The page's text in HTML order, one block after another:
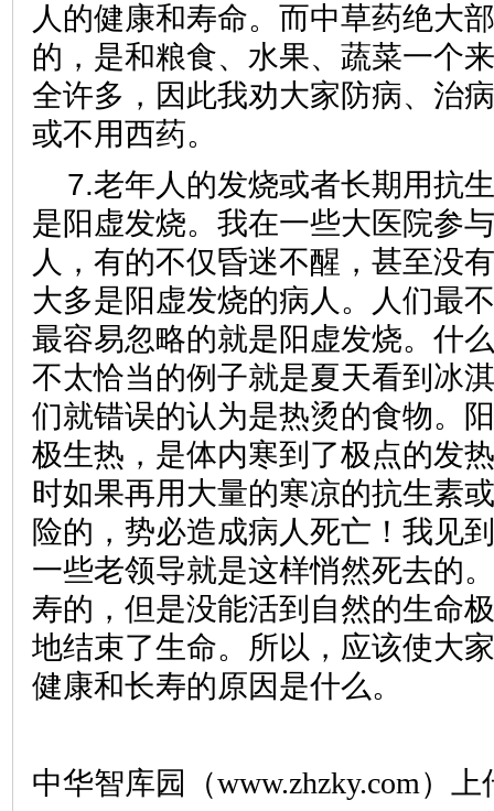
人的健康和寿命。而中草药绝大
的，是和粮食、水果、蔬菜一个
全许多，因此我劝大家防病、治
或不用西药。
7.老年人的发烧或者长期用抗
是阳虚发烧。我在一些大医院参
人，有的不仅昏迷不醒，甚至没
大多是阳虚发烧的病人。人们最
最容易忽略的就是阳虚发烧。什
不太恰当的例子就是夏天看到冰
们就错误的认为是热烫的食物。
极生热，是体内寒到了极点的发
时如果再用大量的寒凉的抗生素
险的，势必造成病人死亡！我见
一些老领导就是这样悄然死去的
寿的，但是没能活到自然的生命
地结束了生命。所以，应该使大
健康和长寿的原因是什么。
中华智库园（www.zhzky.com）上